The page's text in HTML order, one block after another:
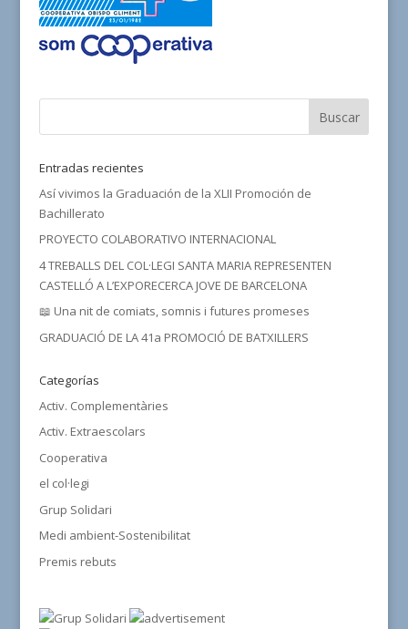
Entradas recientes
Así vivimos la Graduación de la XLII Promoción de
Bachillerato
PROYECTO COLABORATIVO INTERNACIONAL
4 TREBALLS DEL COL·LEGI SANTA MARIA REPRESENTEN
CASTELLÓ A L’EXPORECERCA JOVE DE BARCELONA
📖 Una nit de comiats, somnis i futures promeses
GRADUACIÓ DE LA 41a PROMOCIÓ DE BATXILLERS
Categorías
Activ. Complementàries
Activ. Extraescolars
Cooperativa
el col·legi
Grup Solidari
Medi ambient-Sostenibilitat
Premis rebuts